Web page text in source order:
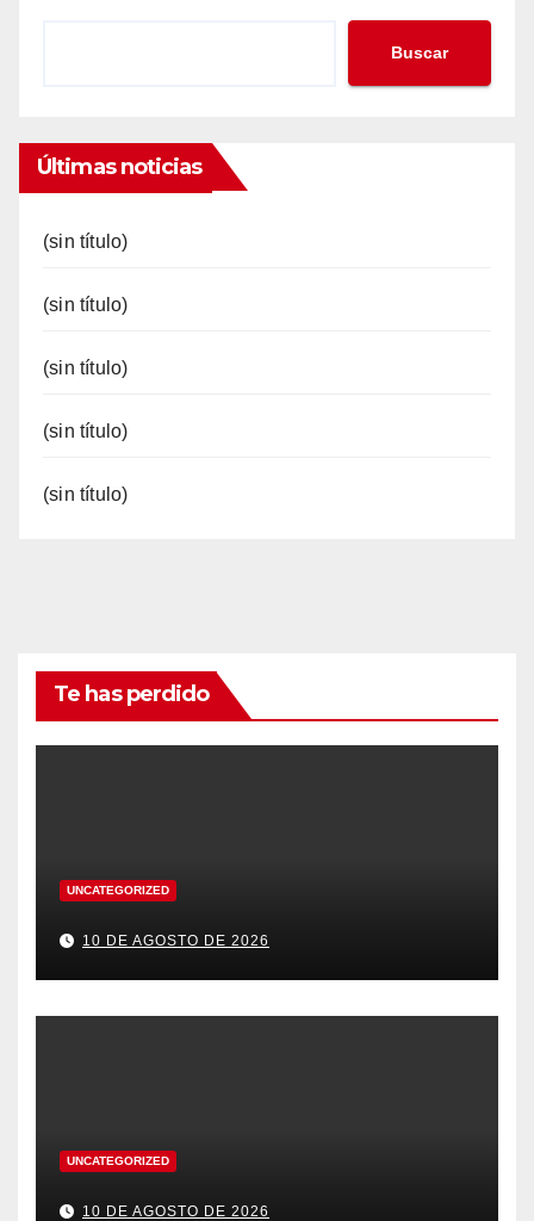
Buscar
Últimas noticias
(sin título)
(sin título)
(sin título)
(sin título)
(sin título)
Te has perdido
UNCATEGORIZED
10 DE AGOSTO DE 2026
UNCATEGORIZED
10 DE AGOSTO DE 2026